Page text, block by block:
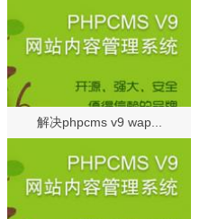
解决phpcms v9 wap...